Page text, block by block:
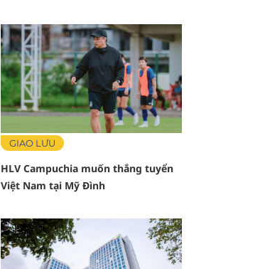
GIAO LƯU
HLV Campuchia muốn thắng tuyển
Việt Nam tại Mỹ Đình